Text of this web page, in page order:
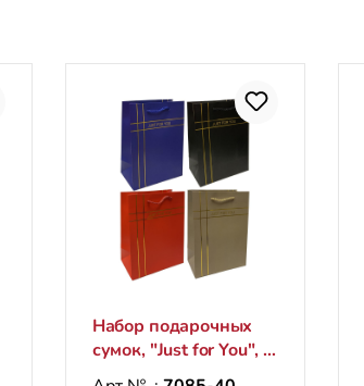
Набор подарочных
сумок, "Just for You", S,
23х18 см